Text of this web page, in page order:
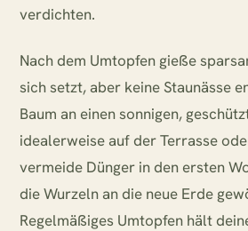
verdichten.
Nach dem Umtopfen gieße
sich setzt, aber keine Staunässe
Baum an einen sonnigen,
idealerweise auf der Terrasse
vermeide Dünger in den ersten
die Wurzeln an die neue Erde
Regelmäßiges Umtopfen hält